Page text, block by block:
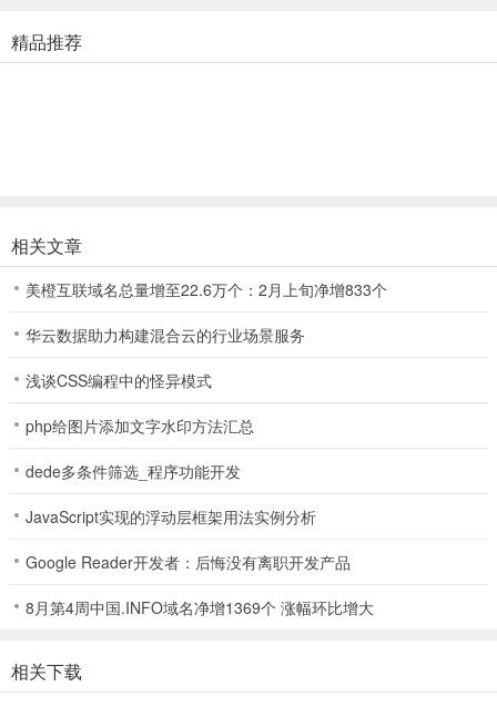
你可以在 3D 环境中，观赏小鱼从你的头顶或眼前游过
兰道氏钝塘鳢：Goby拍照3次
绣鳍连鳍䲗：从通知栏启动应用
颊吻鼻鱼：刺尾鱼拍照5次
横带刺尾鱼：什么也不做 放置1小时
克氏新箭齿雀鲷：雀鲷拍照3次
眼斑椒雀鲷：画面左上角点击1000下
白点箱豚：从通知栏启动应用
精品推荐
相关文章
美橙互联域名总量增至22.6万个：2月上旬净增833个
华云数据助力构建混合云的行业场景服务
浅谈CSS编程中的怪异模式
php给图片添加文字水印方法汇总
dede多条件筛选_程序功能开发
JavaScript实现的浮动层框架用法实例分析
Google Reader开发者：后悔没有离职开发产品
8月第4周中国.INFO域名净增1369个 涨幅环比增大
相关下载